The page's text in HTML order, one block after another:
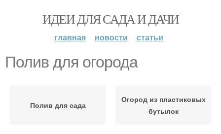
ИДЕИ ДЛЯ САДА И ДАЧИ
главная новости статьи
Полив для огорода
Полив для сада
Огород из пластиковых
бутылок